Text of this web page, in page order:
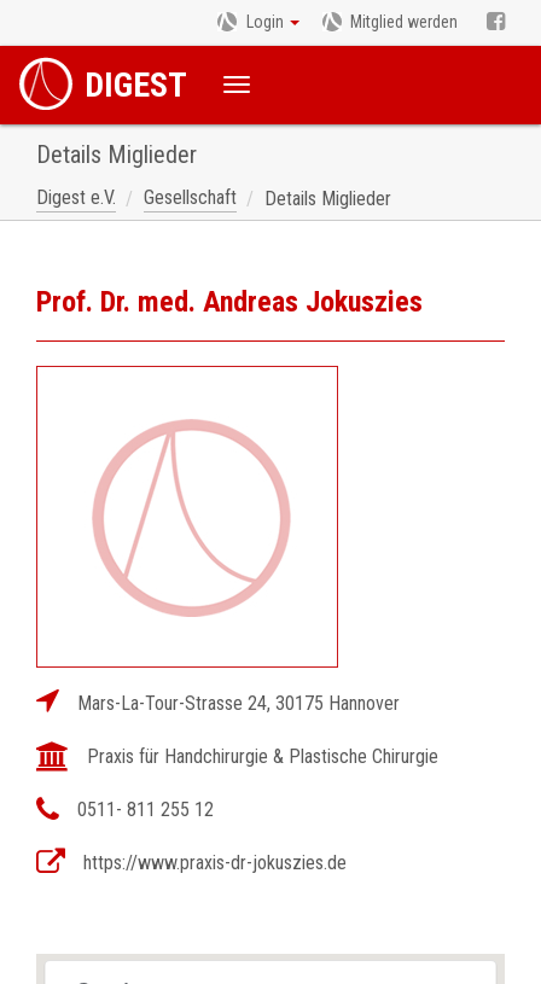
Login Mitglied werden
DIGEST
Details Miglieder
Digest e.V. Gesellschaft Details Miglieder
Prof. Dr. med. Andreas Jokuszies
Mars-La-Tour-Strasse 24, 30175 Hannover
Praxis für Handchirurgie & Plastische Chirurgie
0511- 811 255 12
https://www.praxis-dr-jokuszies.de